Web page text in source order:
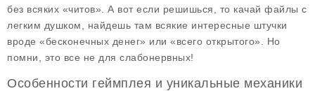
без всяких «читов». А вот если решишься, то качай файлы с
легким душком, найдешь там всякие интересные штучки
вроде «бесконечных денег» или «всего открытого». Но
помни, это все не для слабонервных!
Особенности геймплея и уникальные механики